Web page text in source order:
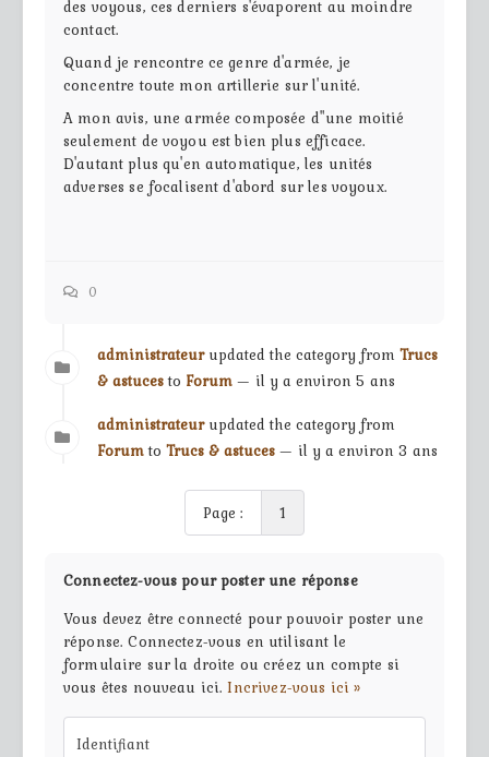
des voyous, ces derniers s'évaporent au moindre
contact.
Quand je rencontre ce genre d'armée, je
concentre toute mon artillerie sur l'unité.
A mon avis, une armée composée d"une moitié
seulement de voyou est bien plus efficace.
D'autant plus qu'en automatique, les unités
adverses se focalisent d'abord sur les voyoux.
0
administrateur updated the category from Trucs
& astucesto Forum — il y a environ 5 ans
administrateur updated the category from
Forumto Trucs & astuces — il y a environ 3 ans
Page : 1
Connectez-vous pour poster une réponse
Vous devez être connecté pour pouvoir poster une
réponse. Connectez-vous en utilisant le
formulaire sur la droite ou créez un compte si
vous êtes nouveau ici.Incrivez-vous ici »
Identifiant